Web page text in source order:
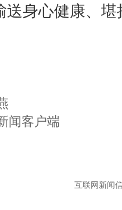
送身心健康、
互联网新闻